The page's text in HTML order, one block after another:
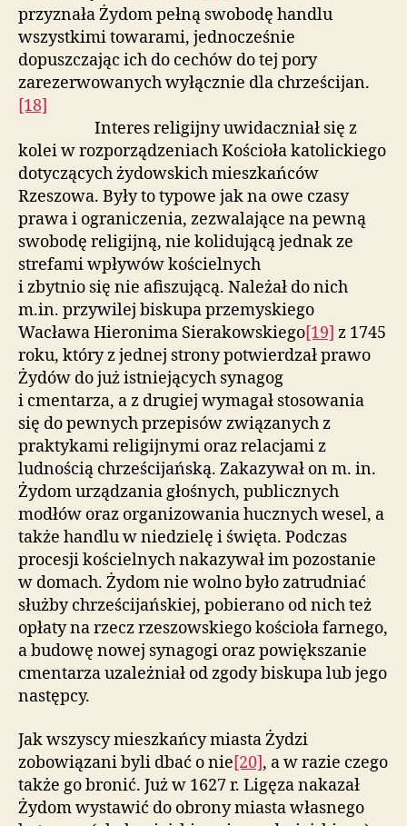
przyznała Żydom pełną swobodę handlu
wszystkimi towarami, jednocześnie
dopuszczając ich do cechów do tej pory
zarezerwowanych wyłącznie dla chrześcijan.
[18]
Interes religijny uwidaczniał się z
kolei w rozporządzeniach Kościoła katolickiego
dotyczących żydowskich mieszkańców
Rzeszowa. Były to typowe jak na owe czasy
prawa i ograniczenia, zezwalające na pewną
swobodę religijną, nie kolidującą jednak ze
strefami wpływów kościelnych
i zbytnio się nie afiszującą. Należał do nich
m.in. przywilej biskupa przemyskiego
Wacława Hieronima Sierakowskiego[19] z 1745
roku, który z jednej strony potwierdzał prawo
Żydów do już istniejących synagog
i cmentarza, a z drugiej wymagał stosowania
się do pewnych przepisów związanych z
praktykami religijnymi oraz relacjami z
ludnością chrześcijańską. Zakazywał on m. in.
Żydom urządzania głośnych, publicznych
modłów oraz organizowania hucznych wesel, a
także handlu w niedzielę i święta. Podczas
procesji kościelnych nakazywał im pozostanie
w domach. Żydom nie wolno było zatrudniać
służby chrześcijańskiej, pobierano od nich też
opłaty na rzecz rzeszowskiego kościoła farnego,
a budowę nowej synagogi oraz powiększanie
cmentarza uzależniał od zgody biskupa lub jego
następcy.
Jak wszyscy mieszkańcy miasta Żydzi
zobowiązani byli dbać o nie[20], a w razie czego
także go bronić. Już w 1627 r. Ligęza nakazał
Żydom wystawić do obrony miasta własnego